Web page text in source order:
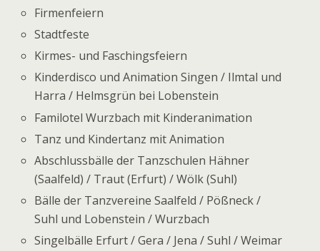
Firmenfeiern
Stadtfeste
Kirmes- und Faschingsfeiern
Kinderdisco und Animation Singen / Ilmtal und
Harra / Helmsgrün bei Lobenstein
Familotel Wurzbach mit Kinderanimation
Tanz und Kindertanz mit Animation
Abschlussbälle der Tanzschulen Hähner
(Saalfeld) / Traut (Erfurt) / Wölk (Suhl)
Bälle der Tanzvereine Saalfeld / Pößneck /
Suhl und Lobenstein / Wurzbach
Singelbälle Erfurt / Gera / Jena / Suhl / Weimar